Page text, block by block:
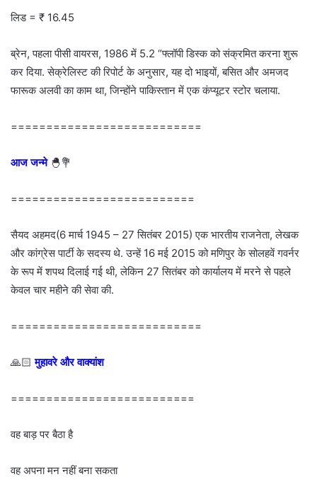
लिड = ₹ 16.45
ब्रेन, पहला पीसी वायरस, 1986 में 5.2 “फ्लॉपी डिस्क को संक्रमित करना शुरू
कर दिया. सेक्रेलिस्ट की रिपोर्ट के अनुसार, यह दो भाइयों, बसित और अमजद
फारूक अलवी का काम था, जिन्होंने पाकिस्तान में एक कंप्यूटर स्टोर चलाया.
===========================
आज जन्मे 🐣💐
==========================
सैयद अहमद(6 मार्च 1945 – 27 सितंबर 2015) एक भारतीय राजनेता, लेखक
और कांग्रेस पार्टी के सदस्य थे. उन्हें 16 मई 2015 को मणिपुर के सोलहवें गवर्नर
के रूप में शपथ दिलाई गई थी, लेकिन 27 सितंबर को कार्यालय में मरने से पहले
केवल चार महीने की सेवा की.
===========================
🙏🏻मुहावरे और वाक्यांश
==========================
वह बाड़ पर बैठा है
वह अपना मन नहीं बना सकता